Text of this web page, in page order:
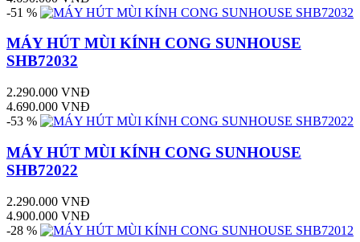
-51 %
MÁY HÚT MÙI KÍNH CONG SUNHOUSE
SHB72032
2.290.000 VNĐ
4.690.000 VNĐ
-53 %
MÁY HÚT MÙI KÍNH CONG SUNHOUSE
SHB72022
2.290.000 VNĐ
4.900.000 VNĐ
-28 %